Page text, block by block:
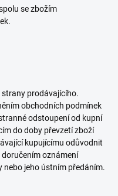
se zbožím
strany prodávajícího.
obchodních podmínek
odstoupení od kupní
do doby převzetí zboží
kupujícímu odůvodnit
oznámení
nebo jeho ústním předáním.